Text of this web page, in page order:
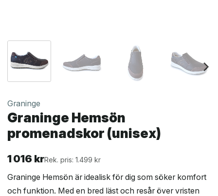
Graninge
Graninge Hemsön
promenadskor (unisex)
1 016 krRek. pris: 1.499 kr
Graninge Hemsön är idealisk för dig som söker komfort
och funktion. Med en bred läst och resår över vristen